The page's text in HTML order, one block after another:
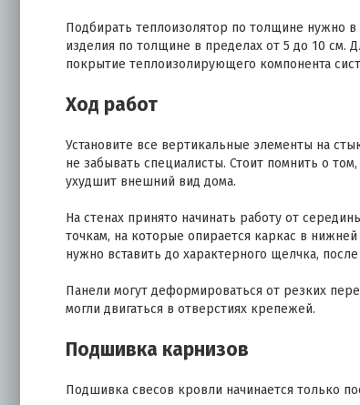
Подбирать теплоизолятор по толщине нужно
изделия по толщине в пределах от 5 до 10 см.
покрытие теплоизолирующего компонента
Ход работ
Установите все вертикальные элементы на
не забывать специалисты. Стоит помнить о
ухудшит внешний вид дома.
На стенах принято начинать работу от
точкам, на которые опирается каркас в
нужно вставить до характерного щелчка,
Панели могут деформироваться от резких
могли двигаться в отверстиях крепежей.
Подшивка карнизов
Подшивка свесов кровли начинается только